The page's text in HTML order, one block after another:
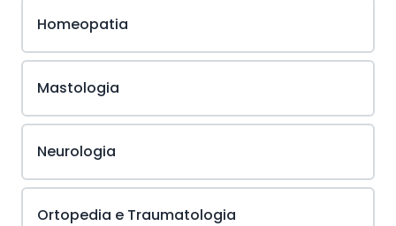
Homeopatia
Mastologia
Neurologia
Ortopedia e Traumatologia